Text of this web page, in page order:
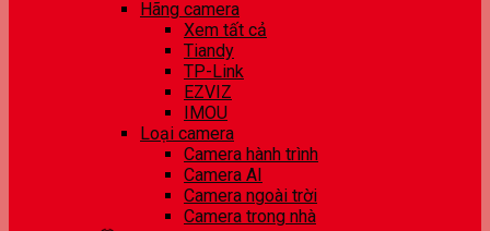
Hãng camera
Xem tất cả
Tiandy
TP-Link
EZVIZ
IMOU
Loại camera
Camera hành trình
Camera AI
Camera ngoài trời
Camera trong nhà